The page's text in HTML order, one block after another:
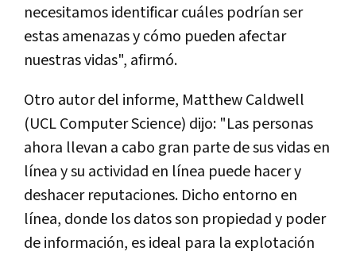
necesitamos identificar cuáles podrían ser
estas amenazas y cómo pueden afectar
nuestras vidas", afirmó.
Otro autor del informe, Matthew Caldwell
(UCL Computer Science) dijo: "Las personas
ahora llevan a cabo gran parte de sus vidas en
línea y su actividad en línea puede hacer y
deshacer reputaciones. Dicho entorno en
línea, donde los datos son propiedad y poder
de información, es ideal para la explotación